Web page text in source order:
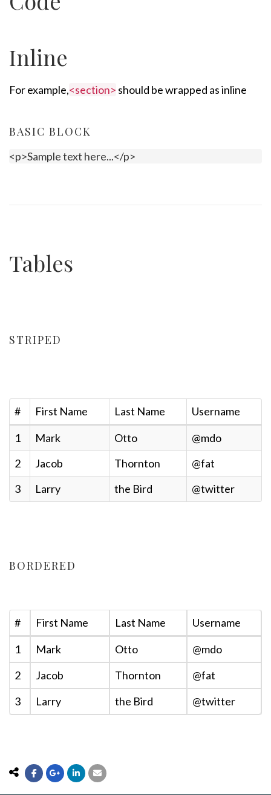
Inline
For example,<section> should be wrapped as inline
BASIC BLOCK
<p>Sample text here...</p>
Tables
STRIPED
# First Name Last Name
Username
1
Mark Otto
@mdo
2
Jacob Thornton
@fat
3
Larry the Bird @twitter
BORDERED
# First Name Last Name
Username
1
Mark Otto
@mdo
2
Jacob Thornton
@fat
3
Larry the Bird @twitter